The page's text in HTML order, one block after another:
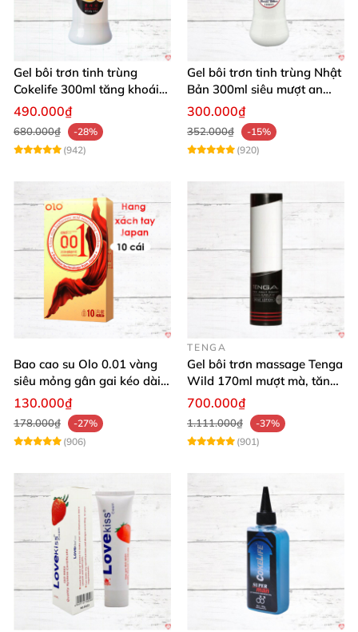
Gel bôi trơn tinh trùng
Cokelife 300ml tăng khoái
cảm, an toàn
490.000₫
680.000₫
-28%
(942)
Gel bôi trơn tinh trùng Nhật
Bản 300ml siêu mượt an
toàn cho yêu
300.000₫
352.000₫
-15%
(920)
Bao cao su Olo 0.01 vàng
siêu mỏng gân gai kéo dài
yêu đỉnh
130.000₫
178.000₫
-27%
(906)
TENGA
Gel bôi trơn massage Tenga
Wild 170ml mượt mà, tăng
khoái cảm
700.000₫
1.111.000₫
-37%
(901)